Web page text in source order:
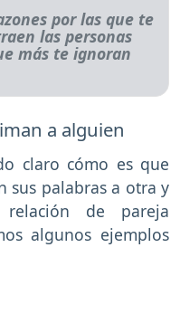
por las que te
las personas
más te ignoran
a alguien
claro cómo es que
sus palabras a otra y
de pareja
algunos ejemplos